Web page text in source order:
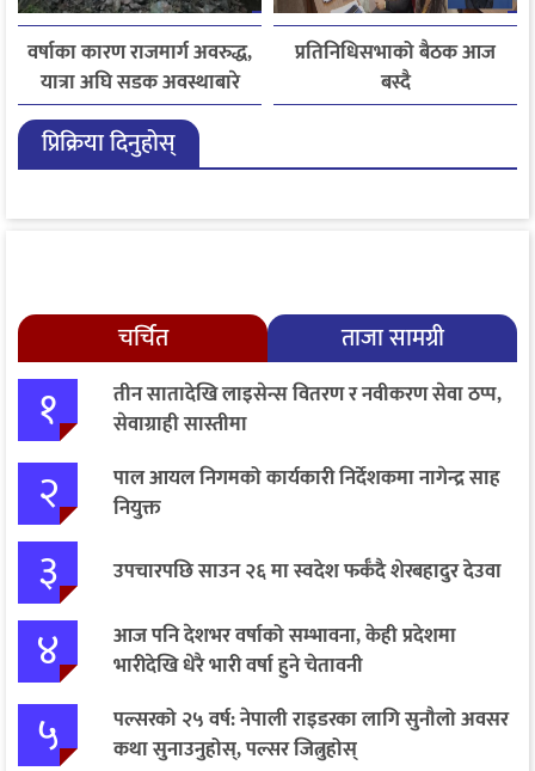
वर्षाका कारण राजमार्ग अवरुद्ध,
यात्रा अघि सडक अवस्थाबारे
जानकारी लिन आग्रह
प्रतिनिधिसभाको बैठक आज
बस्दै
प्रिक्रिया दिनुहोस्
चर्चित ताजा सामग्री
१
तीन सातादेखि लाइसेन्स वितरण र नवीकरण सेवा ठप्प,
सेवाग्राही सास्तीमा
२
पाल आयल निगमको कार्यकारी निर्देशकमा नागेन्द्र साह
नियुक्त
३ उपचारपछि साउन २६ मा स्वदेश फर्कँदै शेरबहादुर देउवा
४
आज पनि देशभर वर्षाको सम्भावना, केही प्रदेशमा
भारीदेखि धेरै भारी वर्षा हुने चेतावनी
५
पल्सरको २५ वर्ष: नेपाली राइडरका लागि सुनौलो अवसर
कथा सुनाउनुहोस्, पल्सर जित्नुहोस्